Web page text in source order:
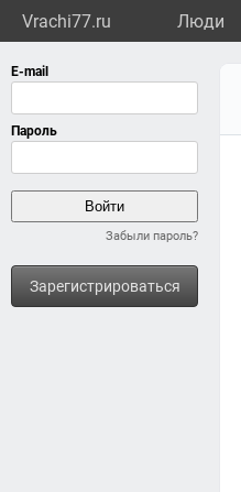
Vrachi77.ru Люди
Забыли пароль?
Зарегистрироваться